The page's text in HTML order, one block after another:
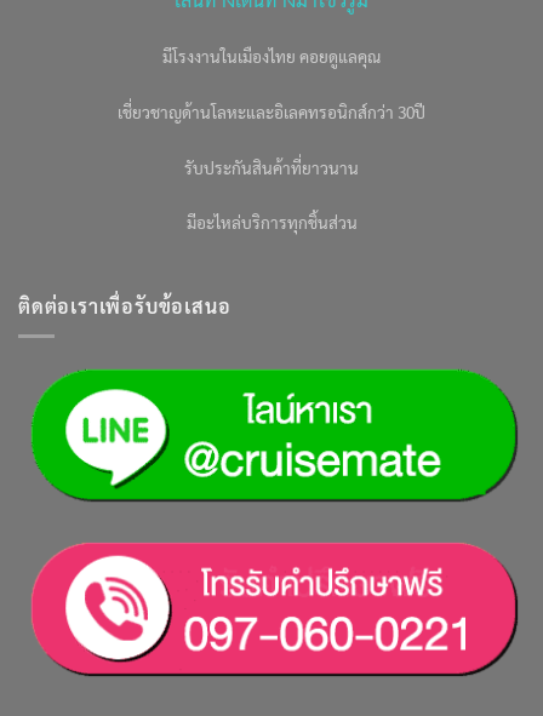
มีโรงงานในเมืองไทย คอยดูแลคุณ
เชี่ยวชาญด้านโลหะและอิเลคทรอนิกส์กว่า 30ปี
รับประกันสินค้าที่ยาวนาน
มีอะไหล่บริการทุกชิ้นส่วน
ติดต่อเราเพื่อรับข้อเสนอ